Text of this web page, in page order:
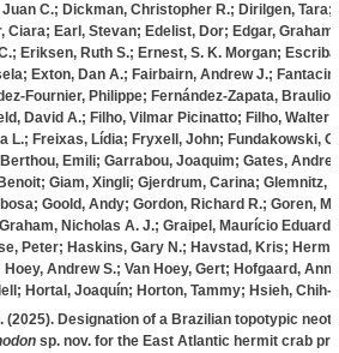
C.; Dickman, Christopher R.; Dirilgen,
Ciara; Earl, Stevan; Edelist, Dor; Edgar,
Eriksen, Ruth S.; Ernest, S. K. Morgan;
Exton, Dan A.; Fairbairn, Andrew J.;
Philippe; Fernández‐Zapata,
David A.; Filho, Vilmar Picinatto; Filho,
L.; Freixas, Lídia; Fryxell, John; Fundakowski,
Emili; Garrabou, Joaquim; Gates,
Giam, Xingli; Gjerdrum, Carina; Glemnitz,
Goold, Andy; Gordon, Richard R.; Goren,
Nicholas A. J.; Graipel, Maurício
Peter; Haskins, Gary N.; Havstad, Kris;
Andrew S.; Van Hoey, Gert; Hofgaard,
Hortal, Joaquín; Horton, Tammy; Hsieh,
(2025). Designation of a Brazilian topotypic
sp. nov. for the East Atlantic hermit crab